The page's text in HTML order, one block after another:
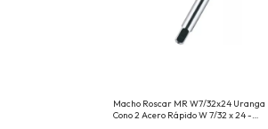
Macho Roscar MR W7/32x24 Uranga
Cono 2 Acero Rápido W 7/32 x 24 -